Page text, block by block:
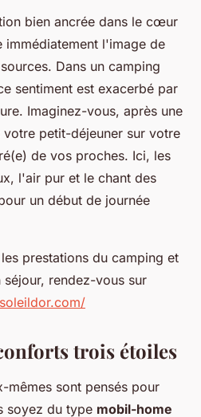
bien ancrée dans le cœur
immédiatement l'image de
Dans un camping
sentiment est exacerbé par
Imaginez-vous, après une
petit-déjeuner sur votre
de vos proches. Ici, les
l'air pur et le chant des
un début de journée
prestations du camping et
rendez-vous sur
trois étoiles
mêmes sont pensés pour
soyez du type mobil-home